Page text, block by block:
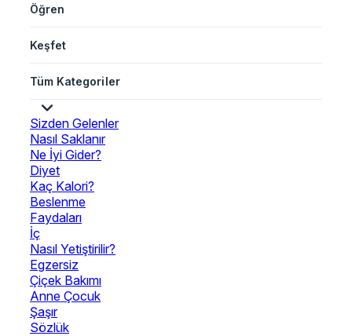
Öğren
Keşfet
Tüm Kategoriler
Sizden Gelenler
Nasıl Saklanır
Ne İyi Gider?
Diyet
Kaç Kalori?
Beslenme
Faydaları
İç
Nasıl Yetiştirilir?
Egzersiz
Çiçek Bakımı
Anne Çocuk
Şaşır
Sözlük